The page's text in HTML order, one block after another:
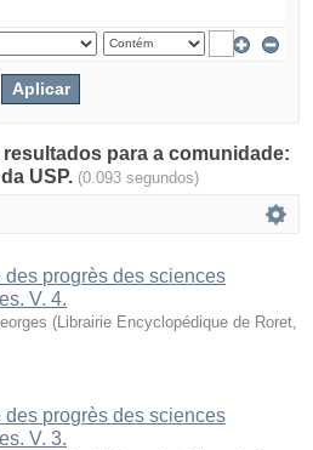
para a comunidade:
USP. (0.093 segundos)
des progrès des sciences
V. 4.
( Librairie Encyclopédique de Roret
des progrès des sciences
V. 3.